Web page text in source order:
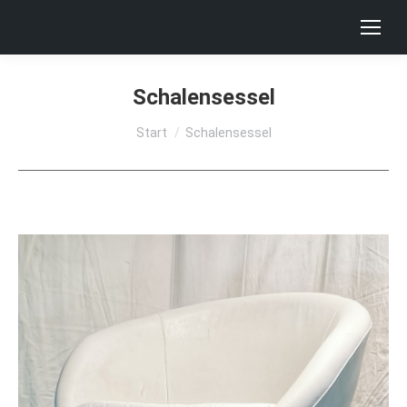
Schalensessel
Sie befinden sich hier:
Start Schalensessel